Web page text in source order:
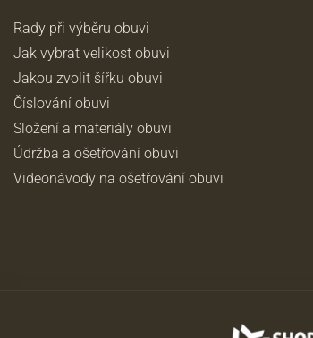
Rady při výběru obuvi
Jak vybrat velikost obuvi
Jakou zvolit šířku obuvi
Číslování obuvi
Složení a materiály obuvi
Údržba a ošetřování obuvi
Videonávody na ošetřování obuvi